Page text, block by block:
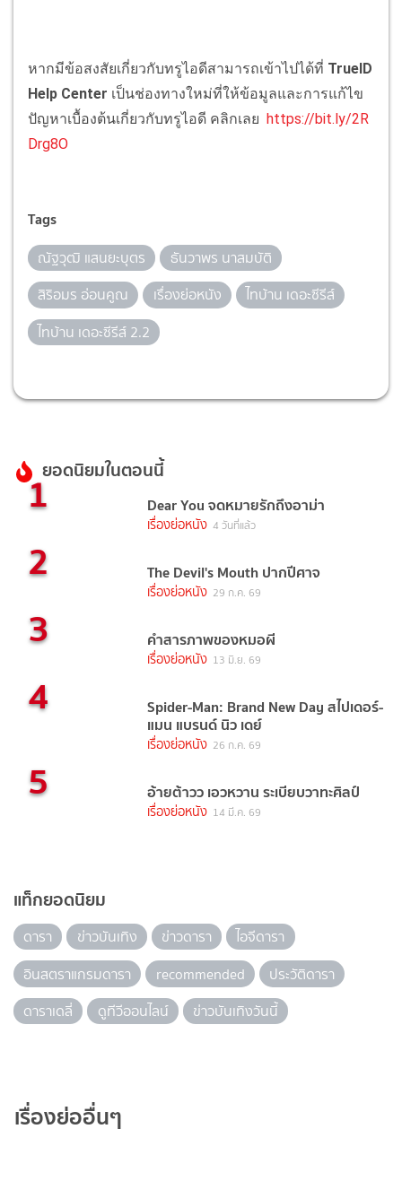
หากมีข้อสงสัยเกี่ยวกับทรูไอดีสามารถเข้าไปได้ที่ TrueID
Help Center เป็นช่องทางใหม่ที่ให้ข้อมูลและการแก้ไข
ปัญหาเบื้องต้นเกี่ยวกับทรูไอดี คลิกเลย https://bit.ly/2R
Drg8O
Tags
ณัฐวุฒิ แสนยะบุตร
ธันวาพร นาสมบัติ
สิริอมร อ่อนคูณ
เรื่องย่อหนัง
ไทบ้าน เดอะซีรีส์
ไทบ้าน เดอะซีรีส์ 2.2
ยอดนิยมในตอนนี้
1 Dear You จดหมายรักถึงอาม่า
เรื่องย่อหนัง 4 วันที่แล้ว
2 The Devil's Mouth ปากปีศาจ
เรื่องย่อหนัง 29 ก.ค. 69
3 คำสารภาพของหมอผี
เรื่องย่อหนัง 13 มิ.ย. 69
4 Spider-Man: Brand New Day สไปเดอร์-
แมน แบรนด์ นิว เดย์
เรื่องย่อหนัง 26 ก.ค. 69
5 อ้ายต้าวว เอวหวาน ระเบียบวาทะศิลป์
เรื่องย่อหนัง 14 มี.ค. 69
แท็กยอดนิยม
ดารา ข่าวบันเทิง ข่าวดารา
ไอจีดารา
อินสตราแกรมดารา
recommended
ประวัติดารา
ดาราเดลี่
ดูทีวีออนไลน์ ข่าวบันเทิงวันนี้
เรื่องย่ออื่นๆ